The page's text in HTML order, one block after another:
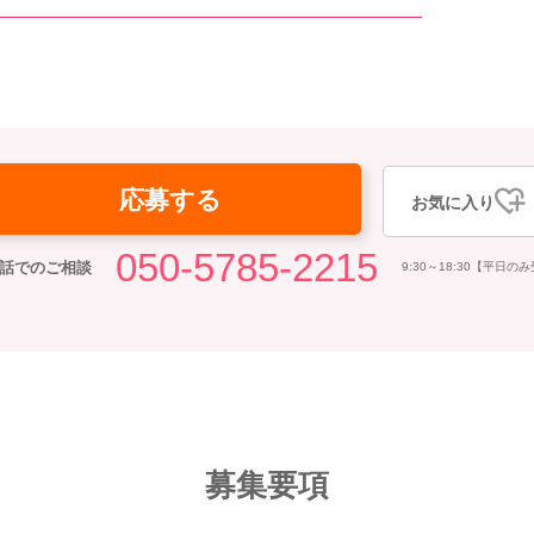
応募する お気に入り
でのご相談 050-5785-2215 9:30～18:30【平日のみ
募集要項